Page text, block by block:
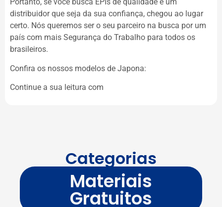
distribuidor que seja da sua confiança, chegou ao lugar
certo. Nós queremos ser o seu parceiro na busca por um
país com mais Segurança do Trabalho para todos os
brasileiros.
Confira os nossos modelos de Japona:
Continue a sua leitura com
Categorias
Materiais
Gratuitos